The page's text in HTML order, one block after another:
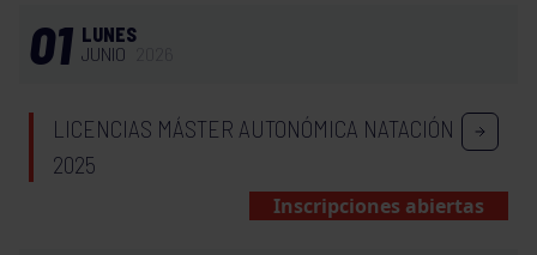
01 LUNES
JUNIO
LICENCIAS MÁSTER AUTONÓMICA NATACIÓN
2025
Inscripciones abiertas